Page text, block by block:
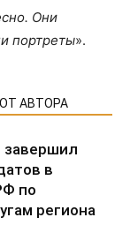
Они
портреты».
АВТОРА
завершил
в
по
региона